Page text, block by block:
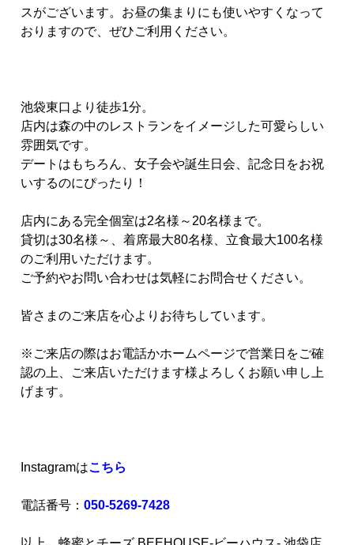
スがございます。お昼の集まりにも使いやすくなって
おりますので、ぜひご利用ください。
池袋東口より徒歩1分。
店内は森の中のレストランをイメージした可愛らしい
雰囲気です。
デートはもちろん、女子会や誕生日会、記念日をお祝
いするのにぴったり！
店内にある完全個室は2名様～20名様まで。
貸切は30名様～、着席最大80名様、立食最大100名様
のご利用いただけます。
ご予約やお問い合わせは気軽にお問合せください。
皆さまのご来店を心よりお待ちしています。
※ご来店の際はお電話かホームページで営業日をご確
認の上、ご来店いただけます様よろしくお願い申し上
げます。
Instagramはこちら
電話番号： 050-5269-7428